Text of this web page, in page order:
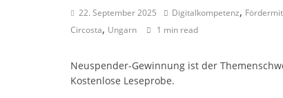
m
22. September 2025 Digitalkompetenz,
Circosta, Ungarn 1 min read
Neuspender-Gewinnung ist der
Kostenlose Leseprobe.